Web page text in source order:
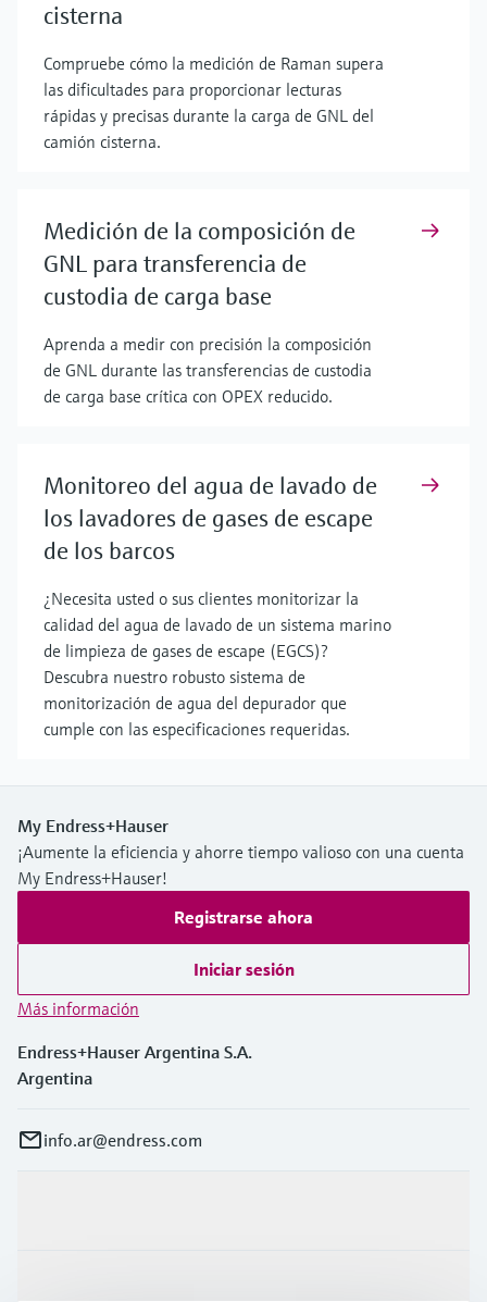
cisterna
Compruebe cómo la medición de Raman supera
las dificultades para proporcionar lecturas
rápidas y precisas durante la carga de GNL del
camión cisterna.
Medición de la composición de
GNL para transferencia de
custodia de carga base
Aprenda a medir con precisión la composición
de GNL durante las transferencias de custodia
de carga base crítica con OPEX reducido.
Monitoreo del agua de lavado de
los lavadores de gases de escape
de los barcos
¿Necesita usted o sus clientes monitorizar la
calidad del agua de lavado de un sistema marino
de limpieza de gases de escape (EGCS)?
Descubra nuestro robusto sistema de
monitorización de agua del depurador que
cumple con las especificaciones requeridas.
My Endress+Hauser
¡Aumente la eficiencia y ahorre tiempo valioso con una cuenta
My Endress+Hauser!
Registrarse ahora
Iniciar sesión
Más información
Endress+Hauser Argentina S.A.
Argentina
info.ar@endress.com